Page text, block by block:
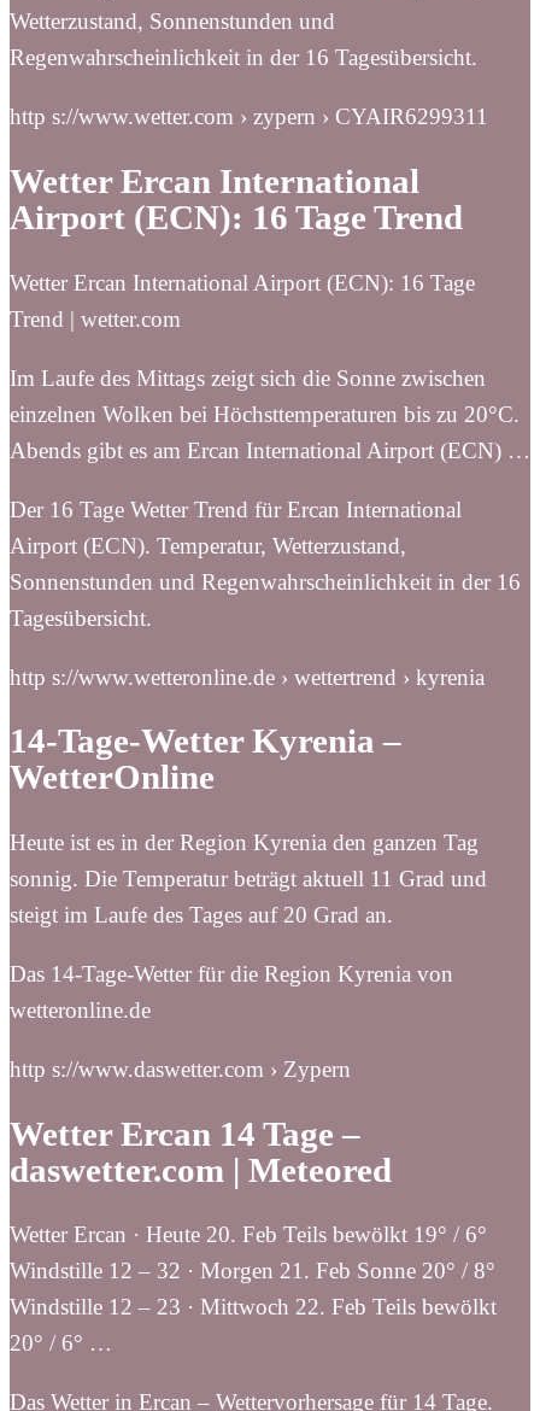
Wetterzustand, Sonnenstunden und
Regenwahrscheinlichkeit in der 16 Tagesübersicht.
http s://www.wetter.com › zypern › CYAIR6299311
Wetter Ercan International
Airport (ECN): 16 Tage Trend
Wetter Ercan International Airport (ECN): 16 Tage
Trend | wetter.com
Im Laufe des Mittags zeigt sich die Sonne zwischen
einzelnen Wolken bei Höchsttemperaturen bis zu 20°C.
Abends gibt es am Ercan International Airport (ECN) …
Der 16 Tage Wetter Trend für Ercan International
Airport (ECN). Temperatur, Wetterzustand,
Sonnenstunden und Regenwahrscheinlichkeit in der 16
Tagesübersicht.
http s://www.wetteronline.de › wettertrend › kyrenia
14-Tage-Wetter Kyrenia –
WetterOnline
Heute ist es in der Region Kyrenia den ganzen Tag
sonnig. Die Temperatur beträgt aktuell 11 Grad und
steigt im Laufe des Tages auf 20 Grad an.
Das 14-Tage-Wetter für die Region Kyrenia von
wetteronline.de
http s://www.daswetter.com › Zypern
Wetter Ercan 14 Tage –
daswetter.com | Meteored
Wetter Ercan · Heute 20. Feb Teils bewölkt 19° / 6°
Windstille 12 – 32 · Morgen 21. Feb Sonne 20° / 8°
Windstille 12 – 23 · Mittwoch 22. Feb Teils bewölkt
20° / 6° …
Das Wetter in Ercan – Wettervorhersage für 14 Tage.